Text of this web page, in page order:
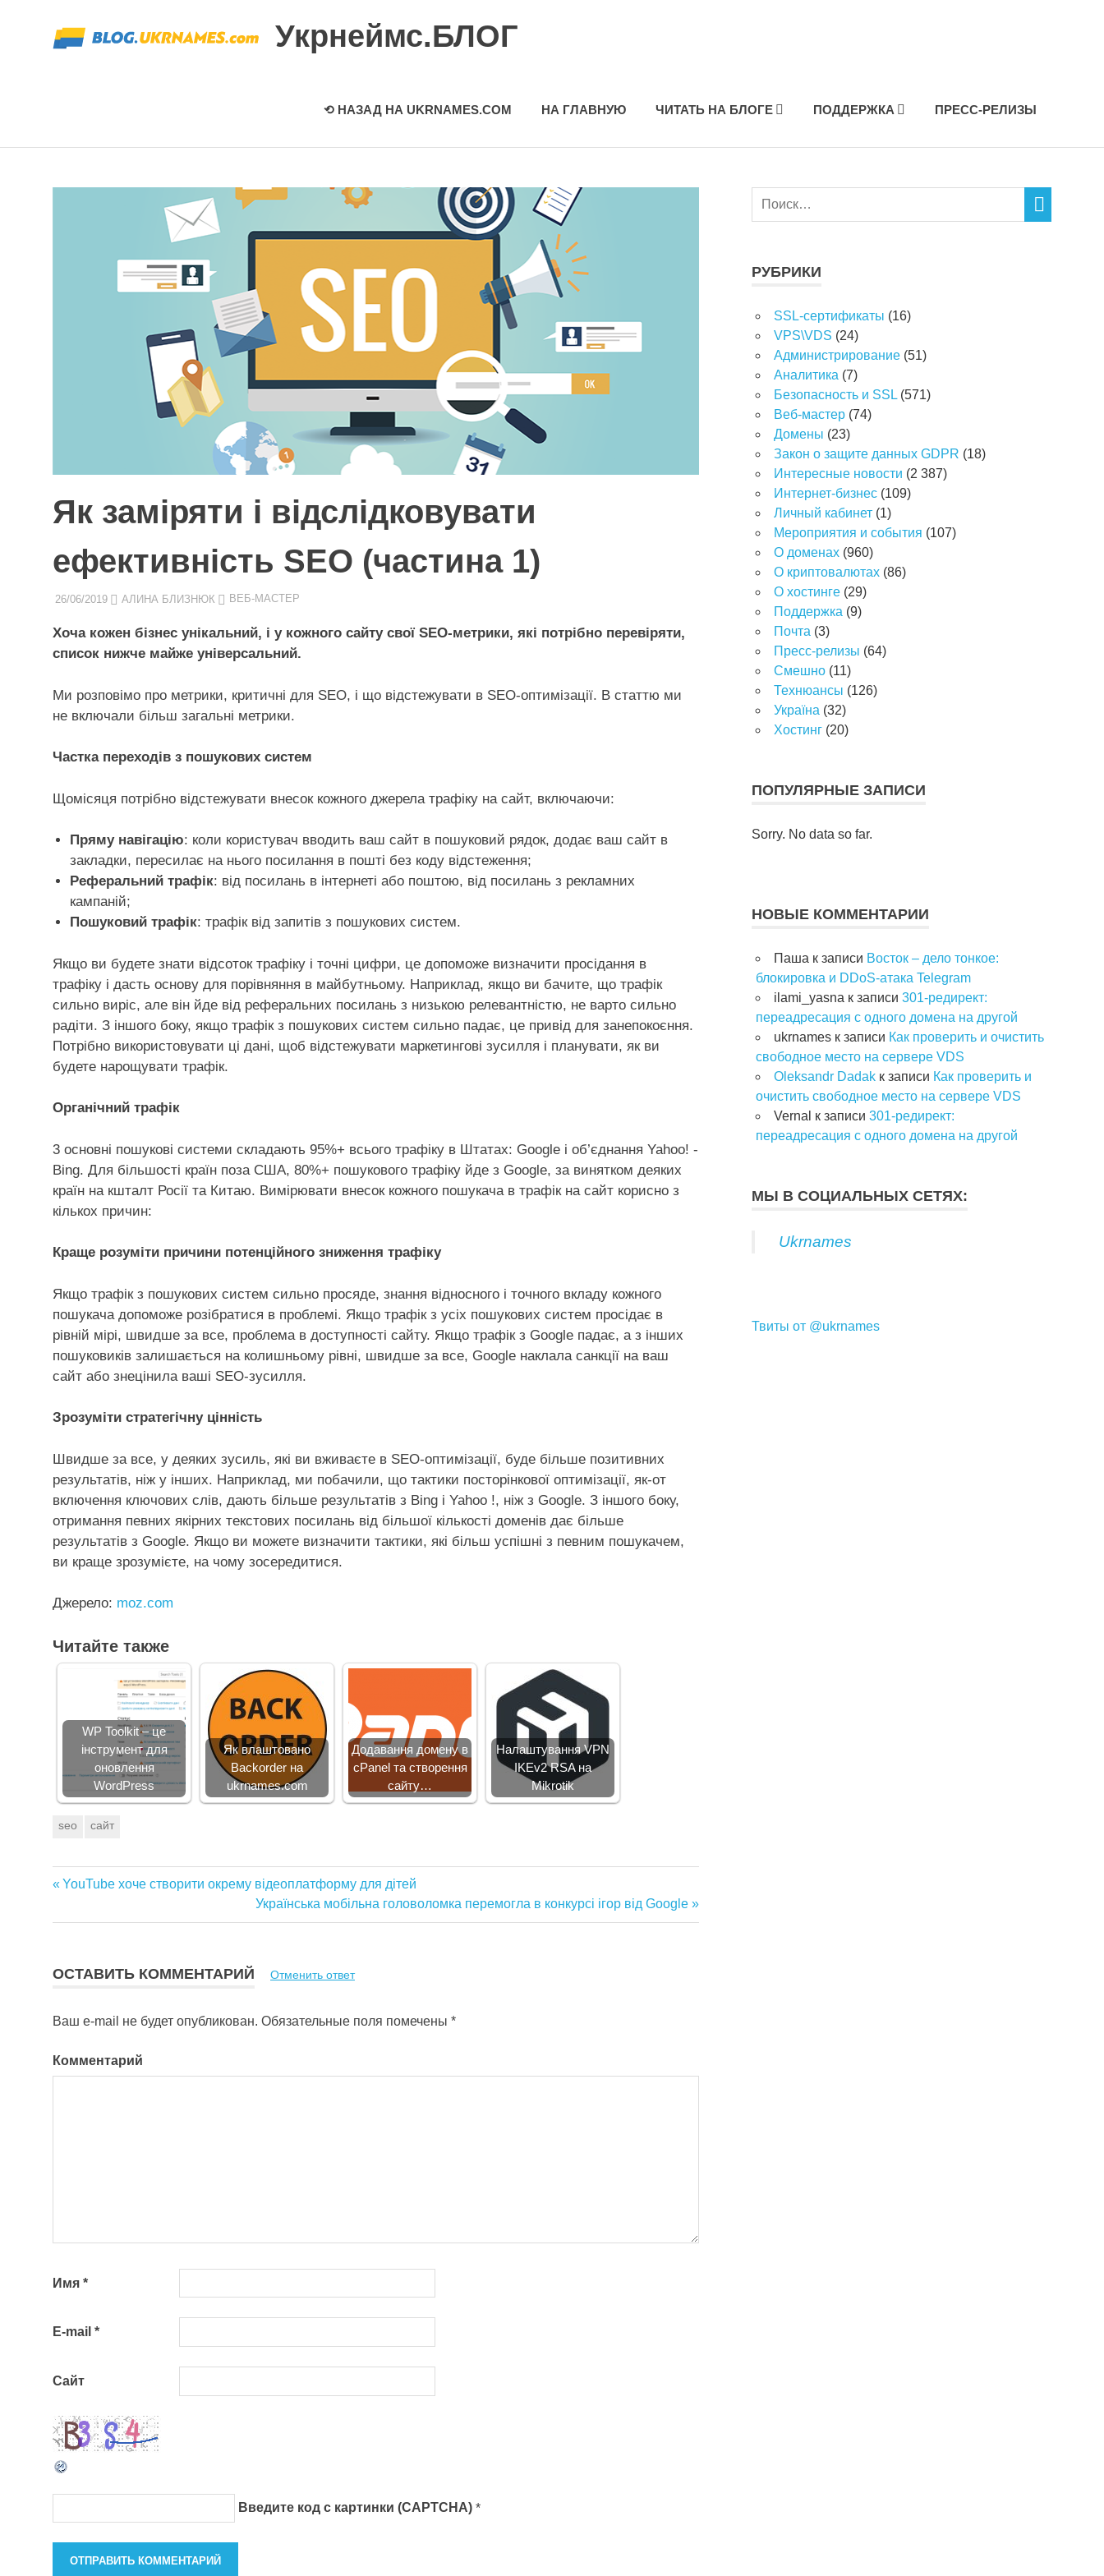
содержимому
Укрнеймс.БЛОГ
⟲ НАЗАД НА UKRNAMES.COM НА ГЛАВНУЮ ЧИТАТЬ НА БЛОГЕ ПОДДЕРЖКА ПРЕСС-РЕЛИЗЫ
Як заміряти і відслідковувати
ефективність SEO (частина 1)
26/06/2019 АЛИНА БЛИЗНЮК ВЕБ-МАСТЕР
Хоча кожен бізнес унікальний, і у кожного сайту свої SEO-метрики, які потрібно перевіряти,
список нижче майже універсальний.
Ми розповімо про метрики, критичні для SEO, і що відстежувати в SEO-оптимізації. В статтю ми
не включали більш загальні метрики.
Частка переходів з пошукових систем
Щомісяця потрібно відстежувати внесок кожного джерела трафіку на сайт, включаючи:
Пряму навігацію: коли користувач вводить ваш сайт в пошуковий рядок, додає ваш сайт в
закладки, пересилає на нього посилання в пошті без коду відстеження;
Реферальний трафік: від посилань в інтернеті або поштою, від посилань з рекламних
кампаній;
Пошуковий трафік: трафік від запитів з пошукових систем.
Якщо ви будете знати відсоток трафіку і точні цифри, це допоможе визначити просідання в
трафіку і дасть основу для порівняння в майбутньому. Наприклад, якщо ви бачите, що трафік
сильно виріс, але він йде від реферальних посилань з низькою релевантністю, не варто сильно
радіти. З іншого боку, якщо трафік з пошукових систем сильно падає, це привід для занепокоєння.
Потрібно використовувати ці дані, щоб відстежувати маркетингові зусилля і планувати, як ви
будете нарощувати трафік.
Органічний трафік
3 основні пошукові системи складають 95%+ всього трафіку в Штатах: Google і об’єднання Yahoo! -
Bing. Для більшості країн поза США, 80%+ пошукового трафіку йде з Google, за винятком деяких
країн на кшталт Росії та Китаю. Вимірювати внесок кожного пошукача в трафік на сайт корисно з
кількох причин:
Краще розуміти причини потенційного зниження трафіку
Якщо трафік з пошукових систем сильно просяде, знання відносного і точного вкладу кожного
пошукача допоможе розібратися в проблемі. Якщо трафік з усіх пошукових систем просідає в
рівній мірі, швидше за все, проблема в доступності сайту. Якщо трафік з Google падає, а з інших
пошуковиків залишається на колишньому рівні, швидше за все, Google наклала санкції на ваш
сайт або знецінила ваші SEO-зусилля.
Зрозуміти стратегічну цінність
Швидше за все, у деяких зусиль, які ви вживаєте в SEO-оптимізації, буде більше позитивних
результатів, ніж у інших. Наприклад, ми побачили, що тактики посторінкової оптимізації, як-от
включення ключових слів, дають більше результатів з Bing і Yahoo !, ніж з Google. З іншого боку,
отримання певних якірних текстових посилань від більшої кількості доменів дає більше
результатів з Google. Якщо ви можете визначити тактики, які більш успішні з певним пошукачем,
ви краще зрозумієте, на чому зосередитися.
Джерело: moz.com
Читайте также
WP Toolkit – це
інструмент для
оновлення
WordPress
Як влаштовано
Backorder на
ukrnames.com
Додавання домену в
cPanel та створення
сайту…
Налаштування VPN
IKEv2 RSA на
Mikrotik
seo сайт
записям
Предыдущая
YouTube хоче створити окрему відеоплатформу для дітей
Следующая
запись:
Українська мобільна головоломка перемогла в конкурсі ігор від Google
ОСТАВИТЬ КОММЕНТАРИЙ Отменить ответ
Ваш e-mail не будет опубликован. Обязательные поля помечены *
Комментарий
Имя *
E-mail *
Сайт
Введите код с картинки (CAPTCHA) *
РУБРИКИ
SSL-сертификаты (16)
VPS\VDS (24)
Администрирование (51)
Аналитика (7)
Безопасность и SSL (571)
Веб-мастер (74)
Домены (23)
Закон о защите данных GDPR (18)
Интересные новости (2 387)
Интернет-бизнес (109)
Личный кабинет (1)
Мероприятия и события (107)
О доменах (960)
О криптовалютах (86)
О хостинге (29)
Поддержка (9)
Почта (3)
Пресс-релизы (64)
Смешно (11)
Технюансы (126)
Україна (32)
Хостинг (20)
ПОПУЛЯРНЫЕ ЗАПИСИ
Sorry. No data so far.
НОВЫЕ КОММЕНТАРИИ
Паша к записи Восток – дело тонкое:
блокировка и DDoS-атака Telegram
ilami_yasna к записи 301-редирект:
переадресация с одного домена на другой
ukrnames к записи Как проверить и очистить
свободное место на сервере VDS
Oleksandr Dadak к записи Как проверить и
очистить свободное место на сервере VDS
Vernal к записи 301-редирект:
переадресация с одного домена на другой
МЫ В СОЦИАЛЬНЫХ СЕТЯХ:
Ukrnames
Твиты от @ukrnames